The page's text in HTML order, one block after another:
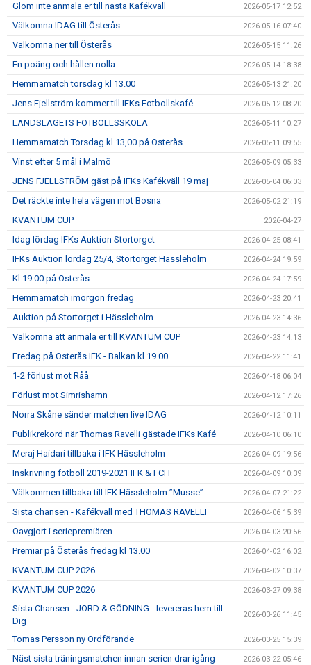
Glöm inte anmäla er till nästa Kafékväll 2026-05-17 12:52
Välkomna IDAG till Österås 2026-05-16 07:40
Välkomna ner till Österås 2026-05-15 11:26
En poäng och hållen nolla 2026-05-14 18:38
Hemmamatch torsdag kl 13.00 2026-05-13 21:20
Jens Fjellström kommer till IFKs Fotbollskafé 2026-05-12 08:20
LANDSLAGETS FOTBOLLSSKOLA 2026-05-11 10:27
Hemmamatch Torsdag kl 13,00 på Österås 2026-05-11 09:55
Vinst efter 5 mål i Malmö 2026-05-09 05:33
JENS FJELLSTRÖM gäst på IFKs Kafékväll 19 maj 2026-05-04 06:03
Det räckte inte hela vägen mot Bosna 2026-05-02 21:19
KVANTUM CUP 2026-04-27
Idag lördag IFKs Auktion Stortorget 2026-04-25 08:41
IFKs Auktion lördag 25/4, Stortorget Hässleholm 2026-04-24 19:59
Kl 19.00 på Österås 2026-04-24 17:59
Hemmamatch imorgon fredag 2026-04-23 20:41
Auktion på Stortorget i Hässleholm 2026-04-23 14:36
Välkomna att anmäla er till KVANTUM CUP 2026-04-23 14:13
Fredag på Österås IFK - Balkan kl 19.00 2026-04-22 11:41
1-2 förlust mot Råå 2026-04-18 06:04
Förlust mot Simrishamn 2026-04-12 17:26
Norra Skåne sänder matchen live IDAG 2026-04-12 10:11
Publikrekord när Thomas Ravelli gästade IFKs Kafé 2026-04-10 06:10
Meraj Haidari tillbaka i IFK Hässleholm 2026-04-09 19:56
Inskrivning fotboll 2019-2021 IFK & FCH 2026-04-09 10:39
Välkommen tillbaka till IFK Hässleholm ”Musse” 2026-04-07 21:22
Sista chansen - Kafékväll med THOMAS RAVELLI 2026-04-06 15:39
Oavgjort i seriepremiären 2026-04-03 20:56
Premiär på Österås fredag kl 13.00 2026-04-02 16:02
KVANTUM CUP 2026 2026-04-02 10:37
KVANTUM CUP 2026 2026-03-27 09:38
Sista Chansen - JORD & GÖDNING - levereras hem till
Dig
2026-03-26 11:45
Tomas Persson ny Ordförande 2026-03-25 15:39
Näst sista träningsmatchen innan serien drar igång 2026-03-22 05:46